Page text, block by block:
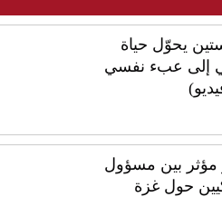
يحوّل حياة
إلى عبء نفسي
مؤثر بين مسؤول
حول غزة